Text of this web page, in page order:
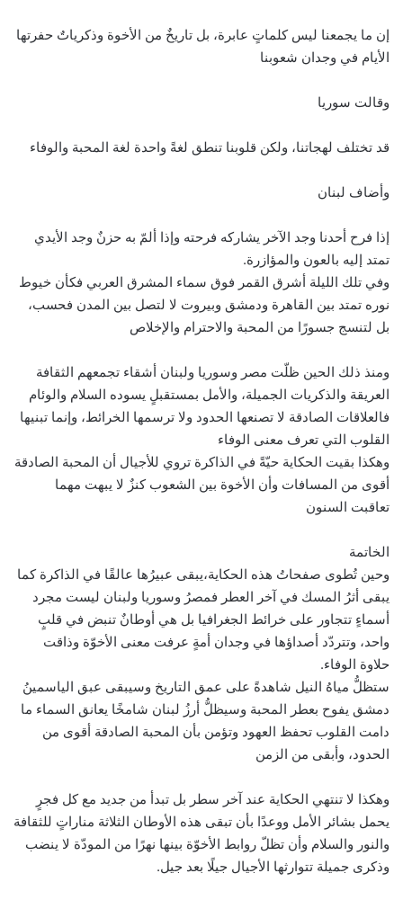
إن ما يجمعنا ليس كلماتٍ عابرة، بل تاريخٌ من الأخوة وذكرياتٌ حفرتها
الأيام في وجدان شعوبنا
وقالت سوريا
قد تختلف لهجاتنا، ولكن قلوبنا تنطق لغةً واحدة لغة المحبة والوفاء
وأضاف لبنان
إذا فرح أحدنا وجد الآخر يشاركه فرحته وإذا ألمّ به حزنٌ وجد الأيدي
تمتد إليه بالعون والمؤازرة.
وفي تلك الليلة أشرق القمر فوق سماء المشرق العربي فكأن خيوط
نوره تمتد بين القاهرة ودمشق وبيروت لا لتصل بين المدن فحسب،
بل لتنسج جسورًا من المحبة والاحترام والإخلاص
ومنذ ذلك الحين ظلّت مصر وسوريا ولبنان أشقاء تجمعهم الثقافة
العريقة والذكريات الجميلة، والأمل بمستقبلٍ يسوده السلام والوئام
فالعلاقات الصادقة لا تصنعها الحدود ولا ترسمها الخرائط، وإنما تبنيها
القلوب التي تعرف معنى الوفاء
وهكذا بقيت الحكاية حيّةً في الذاكرة تروي للأجيال أن المحبة الصادقة
أقوى من المسافات وأن الأخوة بين الشعوب كنزٌ لا يبهت مهما
تعاقبت السنون
الخاتمة
وحين تُطوى صفحاتُ هذه الحكاية،يبقى عبيرُها عالقًا في الذاكرة كما
يبقى أثرُ المسك في آخر العطر فمصرُ وسوريا ولبنان ليست مجرد
أسماءٍ تتجاور على خرائط الجغرافيا بل هي أوطانٌ تنبض في قلبٍ
واحد، وتتردّد أصداؤها في وجدان أمةٍ عرفت معنى الأخوّة وذاقت
حلاوة الوفاء.
ستظلُّ مياهُ النيل شاهدةً على عمق التاريخ وسيبقى عبق الياسمينُ
دمشق يفوح بعطر المحبة وسيظلُّ أرزُ لبنان شامخًا يعانق السماء ما
دامت القلوب تحفظ العهود وتؤمن بأن المحبة الصادقة أقوى من
الحدود، وأبقى من الزمن
وهكذا لا تنتهي الحكاية عند آخر سطر بل تبدأ من جديد مع كل فجرٍ
يحمل بشائر الأمل ووعدًا بأن تبقى هذه الأوطان الثلاثة مناراتٍ للثقافة
والنور والسلام وأن تظلّ روابط الأخوّة بينها نهرًا من المودّة لا ينضب
وذكرى جميلة تتوارثها الأجيال جيلًا بعد جيل.